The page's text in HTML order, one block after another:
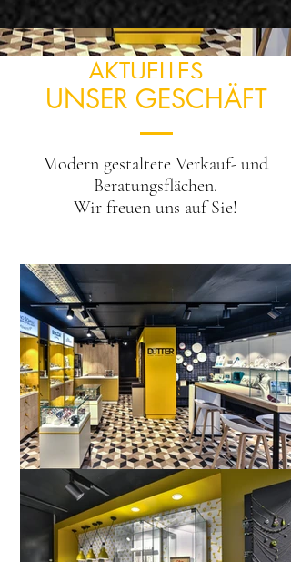
AKTUELLES
UNSER GESCHÄFT
Modern gestaltete Verkauf- und
Beratungsflächen.
Wir freuen uns auf Sie!